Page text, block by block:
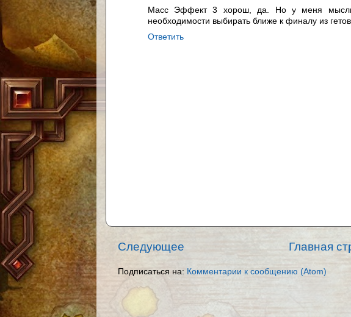
Масс Эффект 3 хорош, да. Но у меня
необходимости выбирать ближе к финалу из
Ответить
Следующее Главная
Подписаться на: Комментарии к сообщению (Atom)